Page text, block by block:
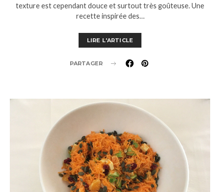
texture est cependant douce et surtout très goûteuse. Une
recette inspirée des…
LIRE L'ARTICLE
PARTAGER